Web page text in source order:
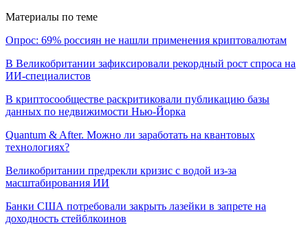
Материалы по теме
Опрос: 69% россиян не нашли применения криптовалютам
В Великобритании зафиксировали рекордный рост спроса на
ИИ-специалистов
В криптосообществе раскритиковали публикацию базы
данных по недвижимости Нью-Йорка
Quantum & After. Можно ли заработать на квантовых
технологиях?
Великобритании предрекли кризис с водой из-за
масштабирования ИИ
Банки США потребовали закрыть лазейки в запрете на
доходность стейблкоинов